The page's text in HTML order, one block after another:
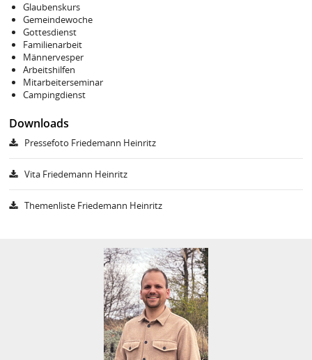
Glaubenskurs
Gemeindewoche
Gottesdienst
Familienarbeit
Männervesper
Arbeitshilfen
Mitarbeiterseminar
Campingdienst
Downloads
Pressefoto Friedemann Heinritz
Vita Friedemann Heinritz
Themenliste Friedemann Heinritz